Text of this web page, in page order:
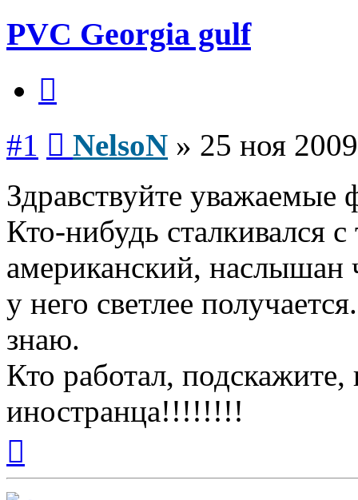
PVC Georgia gulf
#1 NelsoN » 25 ноя
Здравствуйте уважаемые
Кто-нибудь сталкивался
американский, наслышан
у него светлее
знаю.
Кто работал,
иностранца!!!!!!!!
началу